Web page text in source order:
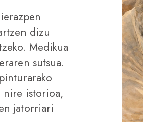
dizu
Medikua
sutsua.
nire istorioa,
jatorriari